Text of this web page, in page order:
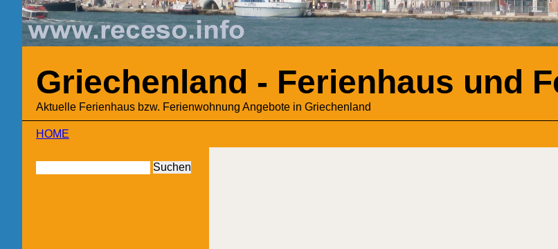
Griechenland - Ferienhaus und
Aktuelle Ferienhaus bzw. Ferienwohnung Angebote in Griechenland
HOME